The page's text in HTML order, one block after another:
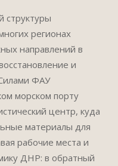
структуры
регионах
направлений в
и
ФАУ
морском порту
центр, куда
материалы для
рабочие места и
ДНР: в обратный